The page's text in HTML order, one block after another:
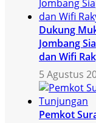
Dukung
Jombang
dan Wifi
5 Agustus
Pemkot